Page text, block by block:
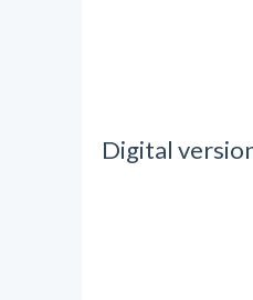
Digital